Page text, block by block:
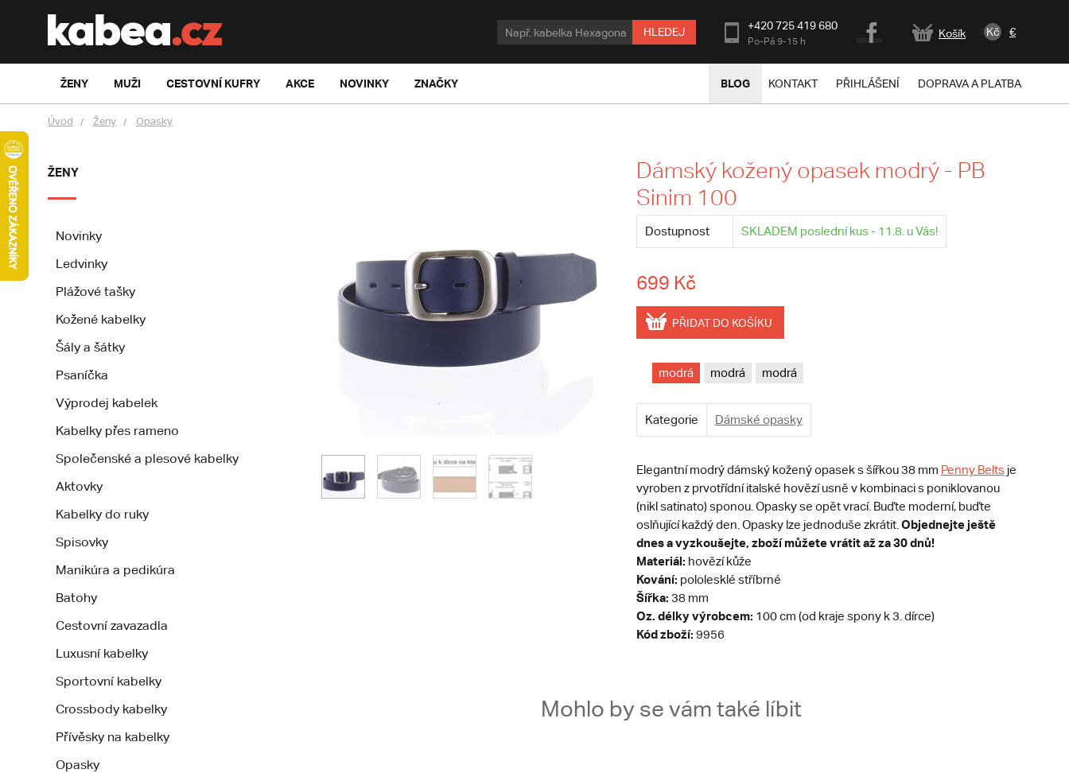
HLEDEJ +420 725 419 680
Po-Pá 9-15 h
Košík Kč €
ŽENY MUŽI CESTOVNÍ KUFRY AKCE NOVINKY ZNAČKY BLOG KONTAKT PŘIHLÁŠENÍ DOPRAVA A PLATBA
Úvod Ženy Opasky
ŽENY
Novinky
Ledvinky
Plážové tašky
Kožené kabelky
Šály a šátky
Psaníčka
Výprodej kabelek
Kabelky přes rameno
Společenské a plesové kabelky
Aktovky
Kabelky do ruky
Spisovky
Manikúra a pedikúra
Batohy
Cestovní zavazadla
Luxusní kabelky
Sportovní kabelky
Crossbody kabelky
Přívěsky na kabelky
Opasky
Dámský kožený opasek modrý - PB
Sinim 100
Dostupnost SKLADEM poslední kus - 11.8. u Vás!
699 Kč
PŘIDAT DO KOŠÍKU
modrá modrá modrá
Kategorie Dámské opasky
Elegantní modrý dámský kožený opasek s šířkou 38 mm Penny Belts je
vyroben z prvotřídní italské hovězí usně v kombinaci s poniklovanou
(nikl satinato) sponou. Opasky se opět vrací. Buďte moderní, buďte
oslňující každý den. Opasky lze jednoduše zkrátit. Objednejte ještě
dnes a vyzkoušejte, zboží můžete vrátit až za 30 dnů!
Materiál: hovězí kůže
Kování: pololesklé stříbrné
Šířka: 38 mm
Oz. délky výrobcem: 100 cm (od kraje spony k 3. dírce)
Kód zboží: 9956
Mohlo by se vám také líbit